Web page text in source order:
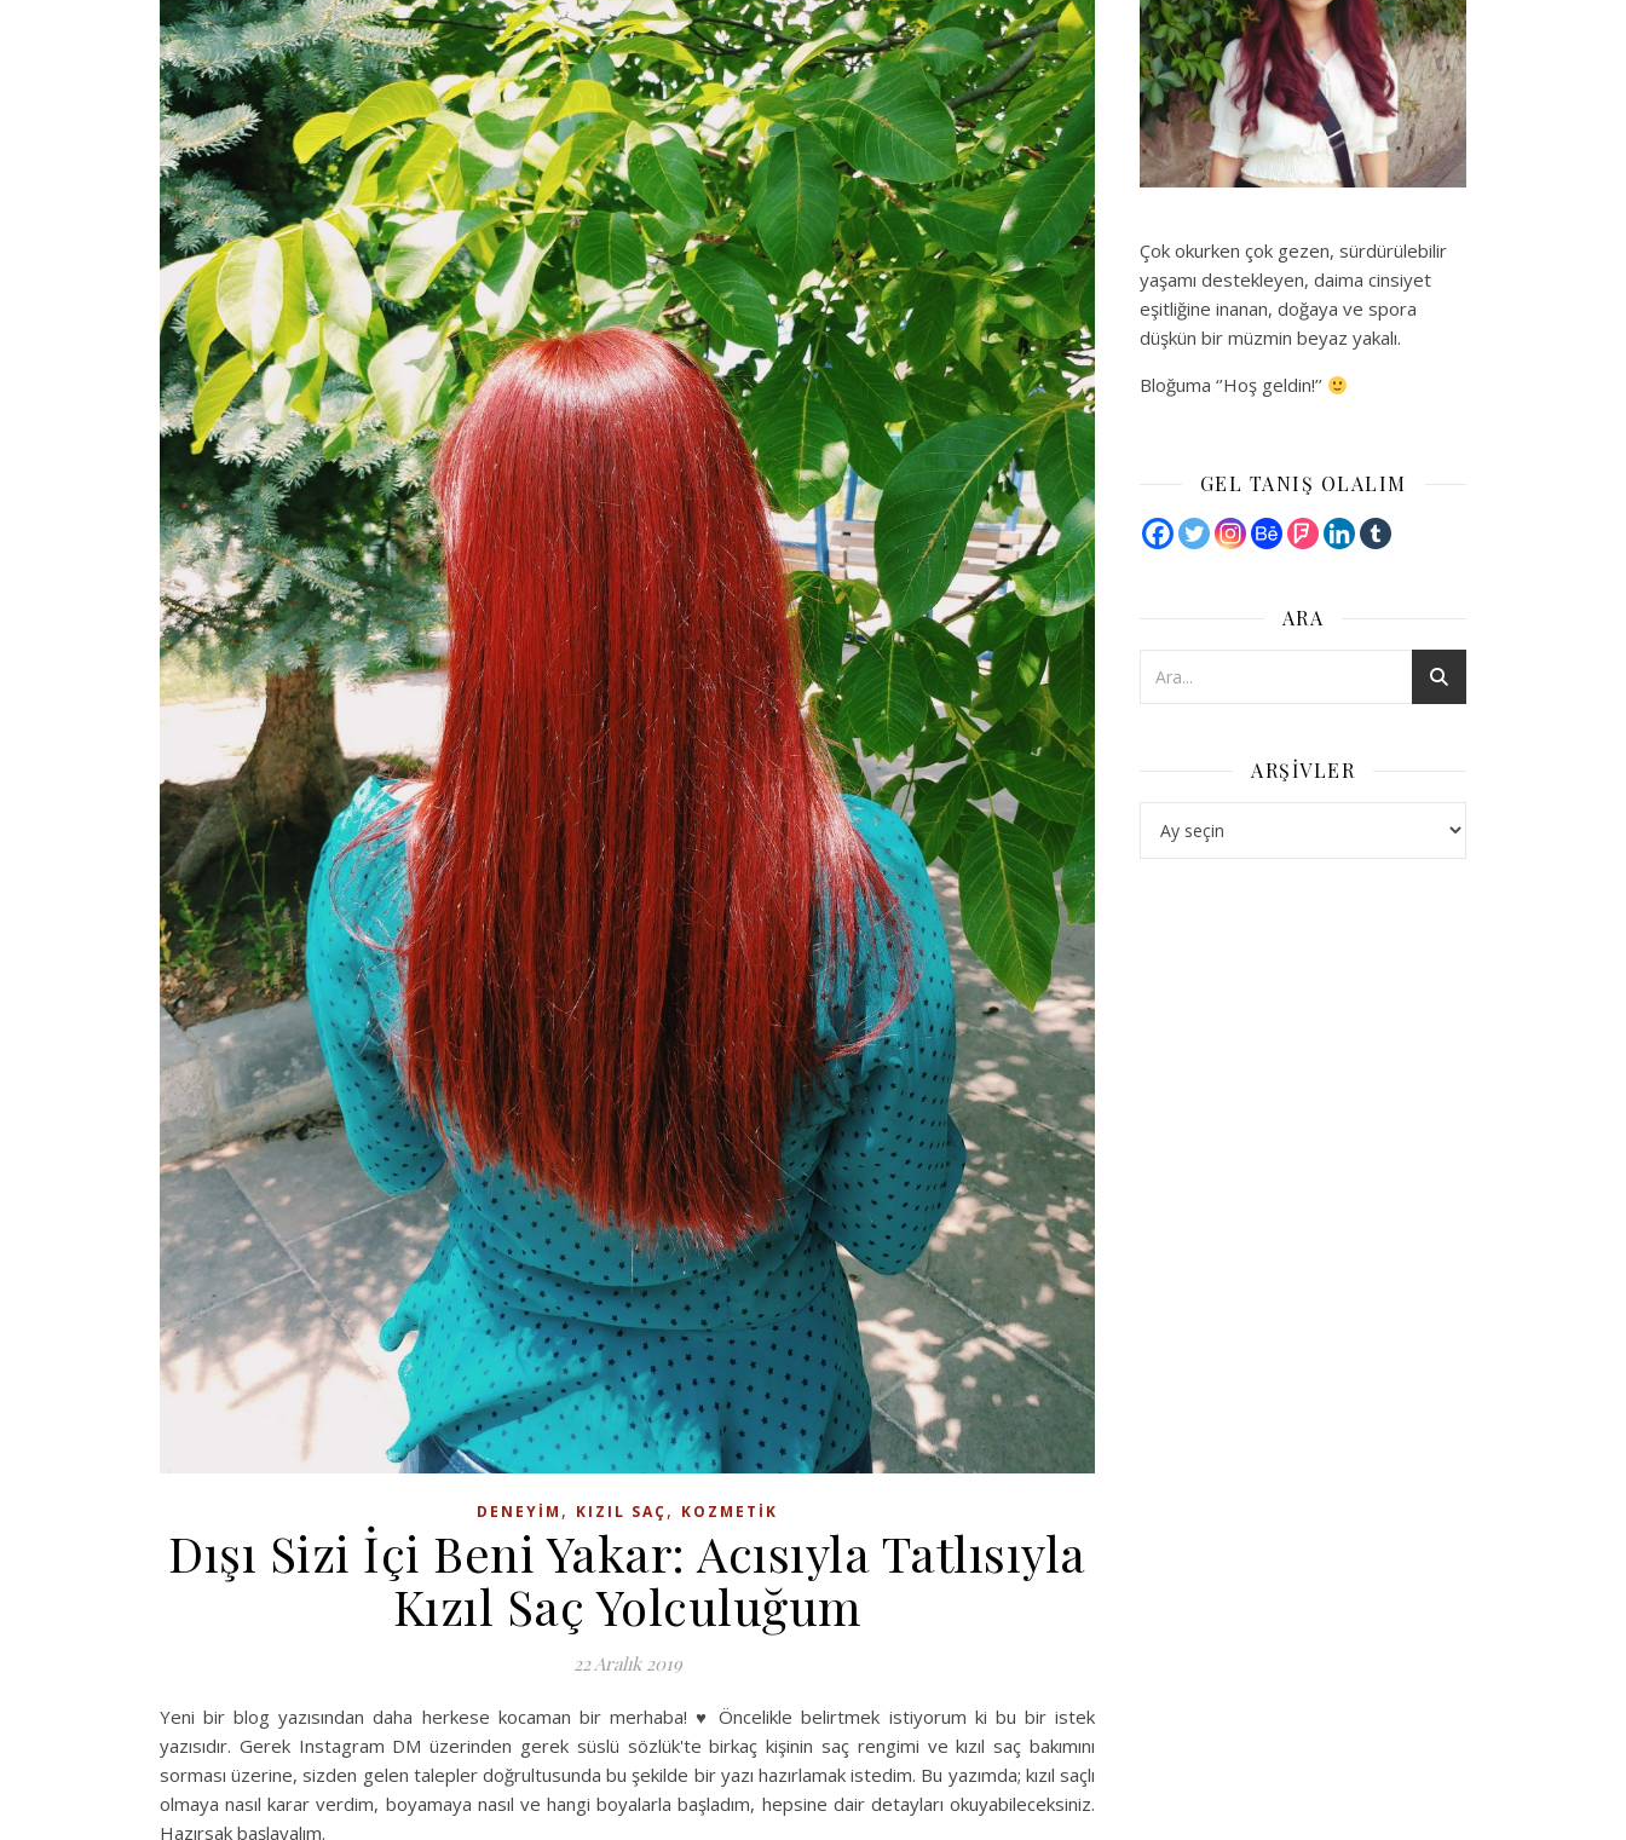
DENEYIM , KIZIL SAÇ, KOZMETIK
Dışı Sizi İçi Beni Yakar: Acısıyla Tatlısıyla
Kızıl Saç Yolculuğum
22 Aralık 2019
Yeni bir blog yazısından daha herkese kocaman bir merhaba! ♥️ Öncelikle belirtmek istiyorum ki bu bir istek
yazısıdır. Gerek Instagram DM üzerinden gerek süslü sözlük'te birkaç kişinin saç rengimi ve kızıl saç bakımını
sorması üzerine, sizden gelen talepler doğrultusunda bu şekilde bir yazı hazırlamak istedim. Bu yazımda; kızıl saçlı
olmaya nasıl karar verdim, boyamaya nasıl ve hangi boyalarla başladım, hepsine dair detayları okuyabileceksiniz.
Hazırsak başlayalım.
Çok okurken çok gezen, sürdürülebilir
yaşamı destekleyen, daima cinsiyet
eşitliğine inanan, doğaya ve spora
düşkün bir müzmin beyaz yakalı.
Bloğuma ‘’Hoş geldin!’’
GEL TANIŞ OLALIM
ARA
ARŞIVLER